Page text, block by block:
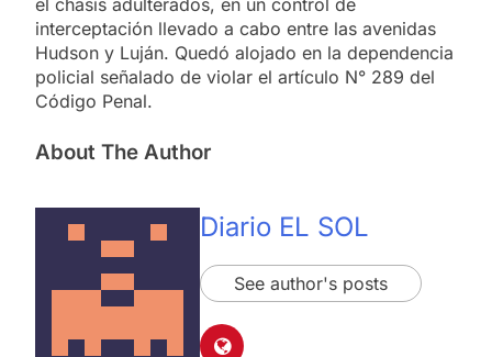
el chasis adulterados, en un control de
interceptación llevado a cabo entre las avenidas
Hudson y Luján. Quedó alojado en la dependencia
policial señalado de violar el artículo N° 289 del
Código Penal.
About The Author
Diario EL SOL
See author's posts